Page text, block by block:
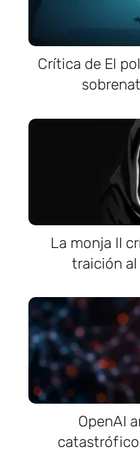
Crítica de El
La monja II
traición al
OpenAI